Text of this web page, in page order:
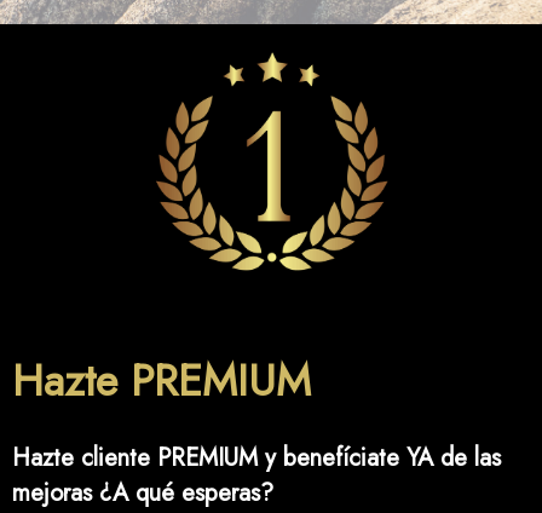
Hazte PREMIUM
Hazte cliente PREMIUM y benefíciate YA de las
mejoras ¿A qué esperas?